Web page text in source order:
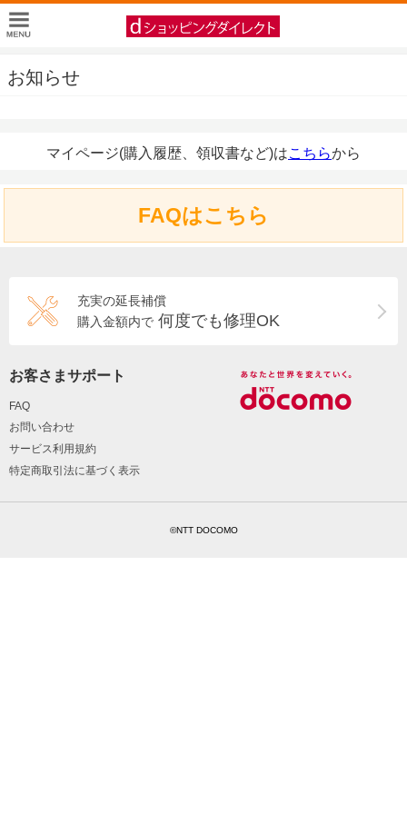
お知らせ
マイページ(購入履歴、領収書など)はこちらから
FAQはこちら
充実の延長補償
購入金額内で 何度でも修理OK
お客さまサポート
FAQ
お問い合わせ
サービス利用規約
特定商取引法に基づく表示
©NTT DOCOMO